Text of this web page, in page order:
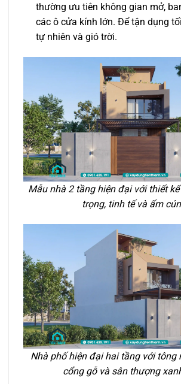
thường ưu tiên không gian mở,
các ô cửa kính lớn. Để tận dụng
tự nhiên và gió trời.
Mẫu nhà 2 tầng hiện đại với thiết
trọng, tinh tế và ấm
Nhà phố hiện đại hai tầng với tông
cổng gỗ và sân thượng